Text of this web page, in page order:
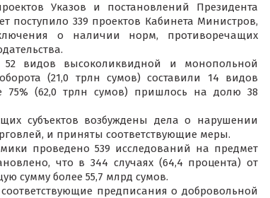
Указов и постановлений Президента
поступило 339 проектов Кабинета Министров,
о наличии норм, противоречащих
видов высоколиквидной и монопольной
(21,0 трлн сумов) составили 14 видов
75% (62,0 трлн сумов) пришлось на долю 38
субъектов возбуждены дела о нарушении
и приняты соответствующие меры.
проведено 539 исследований на предмет
что в 344 случаях (64,4 процента) от
сумму более 55,7 млрд сумов.
предписания о добровольной